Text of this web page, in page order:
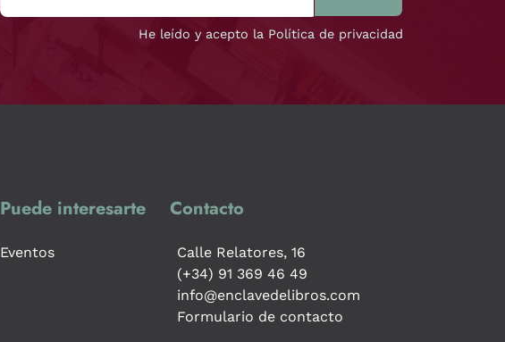
He leído y acepto la Política de privacidad
Puede interesarte
Eventos
Contacto
Calle Relatores, 16
(+34) 91 369 46 49
info@enclavedelibros.com
Formulario de contacto